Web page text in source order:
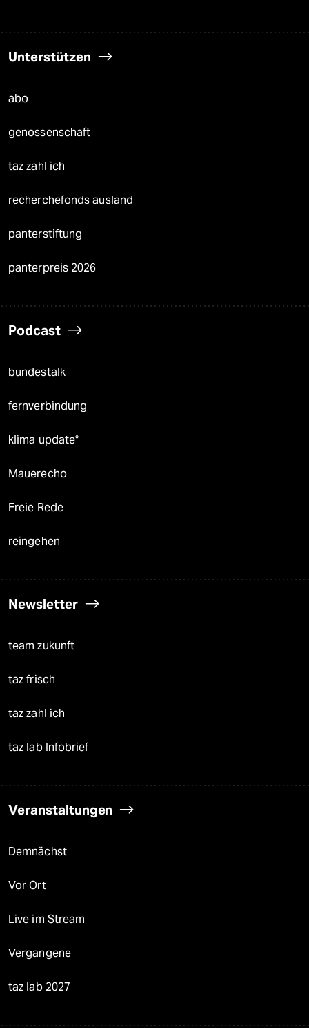
Unterstützen
abo
genossenschaft
taz zahl ich
recherchefonds ausland
panterstiftung
panterpreis 2026
Podcast
bundestalk
fernverbindung
klima update°
Mauerecho
Freie Rede
reingehen
Newsletter
team zukunft
taz frisch
taz zahl ich
taz lab Infobrief
Veranstaltungen
Demnächst
Vor Ort
Live im Stream
Vergangene
taz lab 2027